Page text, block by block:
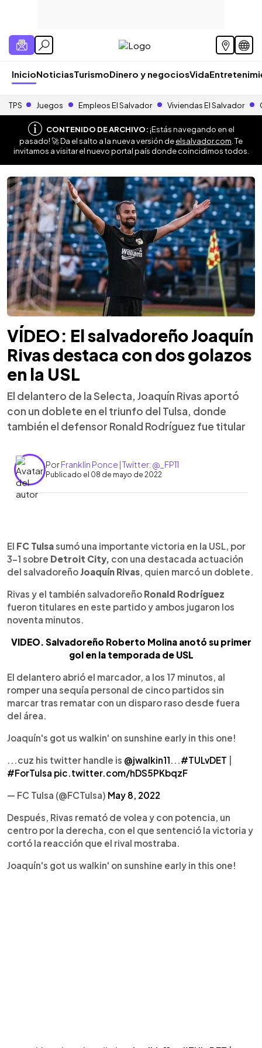
InicioNoticiasTurismoDinero y negociosVida
TPS Juegos Empleos El Salvador Viviendas El Salvador
CONTENIDO DE ARCHIVO:¡Estás navegando en el
pasado! 🚀 Da el salto a la nueva versión deelsalvador.com . Te
invitamos a visitar el nuevo portal país donde coincidimos todos.
VÍDEO: El salvadoreño Joaquín
Rivas destaca con dos golazos
en la USL
El delantero de la Selecta, Joaquín Rivas aportó
con un doblete en el triunfo del Tulsa, donde
también el defensor Ronald Rodríguez fue titular
PorFranklin Ponce | Twitter: @_FP11
Publicado el 08 de mayo de 2022
► Escuchar artículo
El FC Tulsasumó una importante victoria en la USL, por
3-1 sobre Detroit City, con una destacada actuación
del salvadoreño Joaquín Rivas , quien marcó un doblete.
Rivas y el también salvadoreño Ronald Rodríguez
fueron titulares en este partido y ambos jugaron los
noventa minutos.
VIDEO. Salvadoreño Roberto Molina anotó su primer
gol en la temporada de USL
El delantero abrió el marcador, a los 17 minutos, al
romper una sequía personal de cinco partidos sin
marcar tras rematar con un disparo raso desde fuera
del área.
Joaquín's got us walkin' on sunshine early in this one!
...cuz his twitter handle is @jwalkin11 #TULvDET
#ForTulsa pic.twitter.com/hDS5PKbqzF
— FC Tulsa (@FCTulsa) May 8, 2022
Después, Rivas remató de volea y con potencia, un
centro por la derecha, con el que sentenció la victoria y
cortó la reacción que el rival mostraba.
Joaquín's got us walkin' on sunshine early in this one!